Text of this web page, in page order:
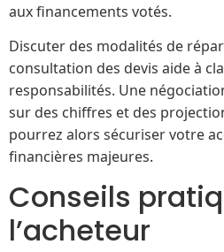
aux financements votés.
Discuter des modalités de
consultation des devis aide à
responsabilités. Une
sur des chiffres et des
pourrez alors sécuriser votre
financières majeures.
Conseils
l’acheteur